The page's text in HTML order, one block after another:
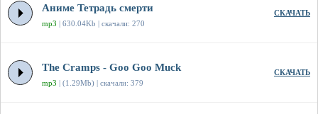
Аниме Тетрадь смерти
mp3 | 630.04Kb | скачали: 270
СКАЧАТЬ
The Cramps - Goo Goo Muck
mp3 | (1.29Mb) | скачали: 379
СКАЧАТЬ